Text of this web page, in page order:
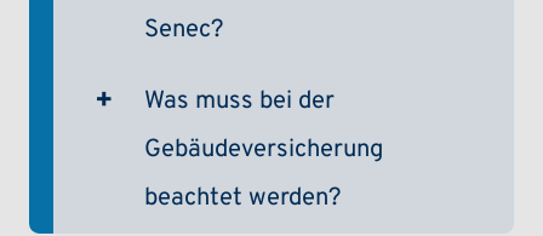
Senec?
Was muss bei der
Gebäudeversicherung
beachtet werden?